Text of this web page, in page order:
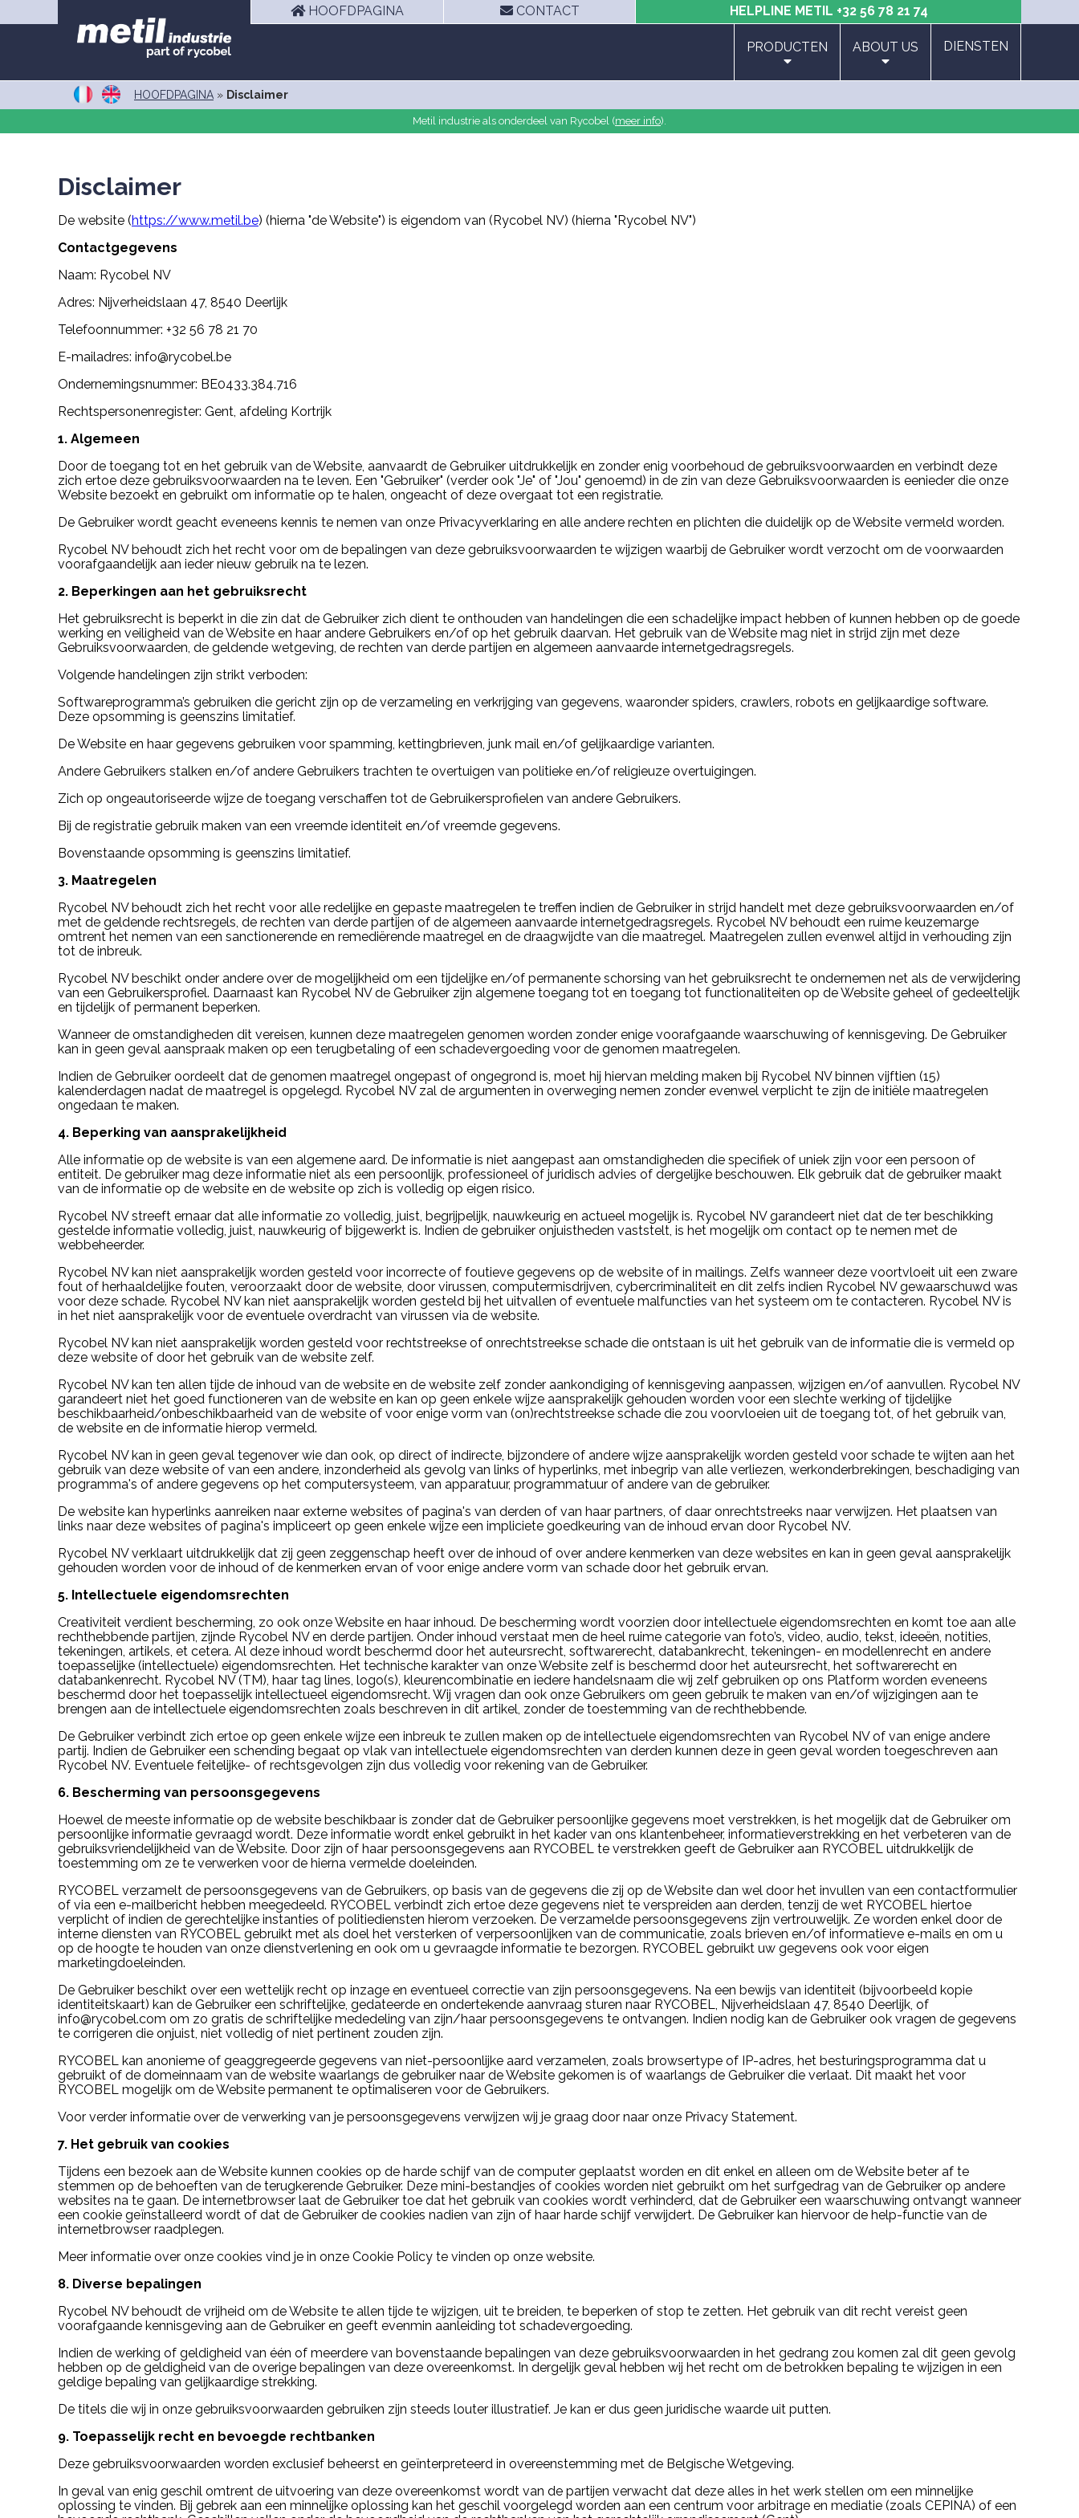
HOOFDPAGINA CONTACT HELPLINE METIL +32 56 78 21 74
PRODUCTEN ABOUT US DIENSTEN
HOOFDPAGINA » Disclaimer
Metil industrie als onderdeel van Rycobel (meer info).
Disclaimer
De website (https://www.metil.be) (hierna "de Website") is eigendom van (Rycobel NV) (hierna "Rycobel NV")
Contactgegevens
Naam: Rycobel NV
Adres: Nijverheidslaan 47, 8540 Deerlijk
Telefoonnummer: +32 56 78 21 70
E-mailadres: info@rycobel.be
Ondernemingsnummer: BE0433.384.716
Rechtspersonenregister: Gent, afdeling Kortrijk
1. Algemeen
Door de toegang tot en het gebruik van de Website, aanvaardt de Gebruiker uitdrukkelijk en zonder enig voorbehoud de gebruiksvoorwaarden en verbindt deze
zich ertoe deze gebruiksvoorwaarden na te leven. Een "Gebruiker" (verder ook "Je" of "Jou" genoemd) in de zin van deze Gebruiksvoorwaarden is eenieder die onze
Website bezoekt en gebruikt om informatie op te halen, ongeacht of deze overgaat tot een registratie.
De Gebruiker wordt geacht eveneens kennis te nemen van onze Privacyverklaring en alle andere rechten en plichten die duidelijk op de Website vermeld worden.
Rycobel NV behoudt zich het recht voor om de bepalingen van deze gebruiksvoorwaarden te wijzigen waarbij de Gebruiker wordt verzocht om de voorwaarden
voorafgaandelijk aan ieder nieuw gebruik na te lezen.
2. Beperkingen aan het gebruiksrecht
Het gebruiksrecht is beperkt in die zin dat de Gebruiker zich dient te onthouden van handelingen die een schadelijke impact hebben of kunnen hebben op de goede
werking en veiligheid van de Website en haar andere Gebruikers en/of op het gebruik daarvan. Het gebruik van de Website mag niet in strijd zijn met deze
Gebruiksvoorwaarden, de geldende wetgeving, de rechten van derde partijen en algemeen aanvaarde internetgedragsregels.
Volgende handelingen zijn strikt verboden:
Softwareprogramma’s gebruiken die gericht zijn op de verzameling en verkrijging van gegevens, waaronder spiders, crawlers, robots en gelijkaardige software.
Deze opsomming is geenszins limitatief.
De Website en haar gegevens gebruiken voor spamming, kettingbrieven, junk mail en/of gelijkaardige varianten.
Andere Gebruikers stalken en/of andere Gebruikers trachten te overtuigen van politieke en/of religieuze overtuigingen.
Zich op ongeautoriseerde wijze de toegang verschaffen tot de Gebruikersprofielen van andere Gebruikers.
Bij de registratie gebruik maken van een vreemde identiteit en/of vreemde gegevens.
Bovenstaande opsomming is geenszins limitatief.
3. Maatregelen
Rycobel NV behoudt zich het recht voor alle redelijke en gepaste maatregelen te treffen indien de Gebruiker in strijd handelt met deze gebruiksvoorwaarden en/of
met de geldende rechtsregels, de rechten van derde partijen of de algemeen aanvaarde internetgedragsregels. Rycobel NV behoudt een ruime keuzemarge
omtrent het nemen van een sanctionerende en remediërende maatregel en de draagwijdte van die maatregel. Maatregelen zullen evenwel altijd in verhouding zijn
tot de inbreuk.
Rycobel NV beschikt onder andere over de mogelijkheid om een tijdelijke en/of permanente schorsing van het gebruiksrecht te ondernemen net als de verwijdering
van een Gebruikersprofiel. Daarnaast kan Rycobel NV de Gebruiker zijn algemene toegang tot en toegang tot functionaliteiten op de Website geheel of gedeeltelijk
en tijdelijk of permanent beperken.
Wanneer de omstandigheden dit vereisen, kunnen deze maatregelen genomen worden zonder enige voorafgaande waarschuwing of kennisgeving. De Gebruiker
kan in geen geval aanspraak maken op een terugbetaling of een schadevergoeding voor de genomen maatregelen.
Indien de Gebruiker oordeelt dat de genomen maatregel ongepast of ongegrond is, moet hij hiervan melding maken bij Rycobel NV binnen vijftien (15)
kalenderdagen nadat de maatregel is opgelegd. Rycobel NV zal de argumenten in overweging nemen zonder evenwel verplicht te zijn de initiële maatregelen
ongedaan te maken.
4. Beperking van aansprakelijkheid
Alle informatie op de website is van een algemene aard. De informatie is niet aangepast aan omstandigheden die specifiek of uniek zijn voor een persoon of
entiteit. De gebruiker mag deze informatie niet als een persoonlijk, professioneel of juridisch advies of dergelijke beschouwen. Elk gebruik dat de gebruiker maakt
van de informatie op de website en de website op zich is volledig op eigen risico.
Rycobel NV streeft ernaar dat alle informatie zo volledig, juist, begrijpelijk, nauwkeurig en actueel mogelijk is. Rycobel NV garandeert niet dat de ter beschikking
gestelde informatie volledig, juist, nauwkeurig of bijgewerkt is. Indien de gebruiker onjuistheden vaststelt, is het mogelijk om contact op te nemen met de
webbeheerder.
Rycobel NV kan niet aansprakelijk worden gesteld voor incorrecte of foutieve gegevens op de website of in mailings. Zelfs wanneer deze voortvloeit uit een zware
fout of herhaaldelijke fouten, veroorzaakt door de website, door virussen, computermisdrijven, cybercriminaliteit en dit zelfs indien Rycobel NV gewaarschuwd was
voor deze schade. Rycobel NV kan niet aansprakelijk worden gesteld bij het uitvallen of eventuele malfuncties van het systeem om te contacteren. Rycobel NV is
in het niet aansprakelijk voor de eventuele overdracht van virussen via de website.
Rycobel NV kan niet aansprakelijk worden gesteld voor rechtstreekse of onrechtstreekse schade die ontstaan is uit het gebruik van de informatie die is vermeld op
deze website of door het gebruik van de website zelf.
Rycobel NV kan ten allen tijde de inhoud van de website en de website zelf zonder aankondiging of kennisgeving aanpassen, wijzigen en/of aanvullen. Rycobel NV
garandeert niet het goed functioneren van de website en kan op geen enkele wijze aansprakelijk gehouden worden voor een slechte werking of tijdelijke
beschikbaarheid/onbeschikbaarheid van de website of voor enige vorm van (on)rechtstreekse schade die zou voorvloeien uit de toegang tot, of het gebruik van,
de website en de informatie hierop vermeld.
Rycobel NV kan in geen geval tegenover wie dan ook, op direct of indirecte, bijzondere of andere wijze aansprakelijk worden gesteld voor schade te wijten aan het
gebruik van deze website of van een andere, inzonderheid als gevolg van links of hyperlinks, met inbegrip van alle verliezen, werkonderbrekingen, beschadiging van
programma's of andere gegevens op het computersysteem, van apparatuur, programmatuur of andere van de gebruiker.
De website kan hyperlinks aanreiken naar externe websites of pagina's van derden of van haar partners, of daar onrechtstreeks naar verwijzen. Het plaatsen van
links naar deze websites of pagina's impliceert op geen enkele wijze een impliciete goedkeuring van de inhoud ervan door Rycobel NV.
Rycobel NV verklaart uitdrukkelijk dat zij geen zeggenschap heeft over de inhoud of over andere kenmerken van deze websites en kan in geen geval aansprakelijk
gehouden worden voor de inhoud of de kenmerken ervan of voor enige andere vorm van schade door het gebruik ervan.
5. Intellectuele eigendomsrechten
Creativiteit verdient bescherming, zo ook onze Website en haar inhoud. De bescherming wordt voorzien door intellectuele eigendomsrechten en komt toe aan alle
rechthebbende partijen, zijnde Rycobel NV en derde partijen. Onder inhoud verstaat men de heel ruime categorie van foto’s, video, audio, tekst, ideeën, notities,
tekeningen, artikels, et cetera. Al deze inhoud wordt beschermd door het auteursrecht, softwarerecht, databankrecht, tekeningen- en modellenrecht en andere
toepasselijke (intellectuele) eigendomsrechten. Het technische karakter van onze Website zelf is beschermd door het auteursrecht, het softwarerecht en
databankenrecht. Rycobel NV (TM), haar tag lines, logo(s), kleurencombinatie en iedere handelsnaam die wij zelf gebruiken op ons Platform worden eveneens
beschermd door het toepasselijk intellectueel eigendomsrecht. Wij vragen dan ook onze Gebruikers om geen gebruik te maken van en/of wijzigingen aan te
brengen aan de intellectuele eigendomsrechten zoals beschreven in dit artikel, zonder de toestemming van de rechthebbende.
De Gebruiker verbindt zich ertoe op geen enkele wijze een inbreuk te zullen maken op de intellectuele eigendomsrechten van Rycobel NV of van enige andere
partij. Indien de Gebruiker een schending begaat op vlak van intellectuele eigendomsrechten van derden kunnen deze in geen geval worden toegeschreven aan
Rycobel NV. Eventuele feitelijke- of rechtsgevolgen zijn dus volledig voor rekening van de Gebruiker.
6. Bescherming van persoonsgegevens
Hoewel de meeste informatie op de website beschikbaar is zonder dat de Gebruiker persoonlijke gegevens moet verstrekken, is het mogelijk dat de Gebruiker om
persoonlijke informatie gevraagd wordt. Deze informatie wordt enkel gebruikt in het kader van ons klantenbeheer, informatieverstrekking en het verbeteren van de
gebruiksvriendelijkheid van de Website. Door zijn of haar persoonsgegevens aan RYCOBEL te verstrekken geeft de Gebruiker aan RYCOBEL uitdrukkelijk de
toestemming om ze te verwerken voor de hierna vermelde doeleinden.
RYCOBEL verzamelt de persoonsgegevens van de Gebruikers, op basis van de gegevens die zij op de Website dan wel door het invullen van een contactformulier
of via een e-mailbericht hebben meegedeeld. RYCOBEL verbindt zich ertoe deze gegevens niet te verspreiden aan derden, tenzij de wet RYCOBEL hiertoe
verplicht of indien de gerechtelijke instanties of politiediensten hierom verzoeken. De verzamelde persoonsgegevens zijn vertrouwelijk. Ze worden enkel door de
interne diensten van RYCOBEL gebruikt met als doel het versterken of verpersoonlijken van de communicatie, zoals brieven en/of informatieve e-mails en om u
op de hoogte te houden van onze dienstverlening en ook om u gevraagde informatie te bezorgen. RYCOBEL gebruikt uw gegevens ook voor eigen
marketingdoeleinden.
De Gebruiker beschikt over een wettelijk recht op inzage en eventueel correctie van zijn persoonsgegevens. Na een bewijs van identiteit (bijvoorbeeld kopie
identiteitskaart) kan de Gebruiker een schriftelijke, gedateerde en ondertekende aanvraag sturen naar RYCOBEL, Nijverheidslaan 47, 8540 Deerlijk, of
info@rycobel.com om zo gratis de schriftelijke mededeling van zijn/haar persoonsgegevens te ontvangen. Indien nodig kan de Gebruiker ook vragen de gegevens
te corrigeren die onjuist, niet volledig of niet pertinent zouden zijn.
RYCOBEL kan anonieme of geaggregeerde gegevens van niet-persoonlijke aard verzamelen, zoals browsertype of IP-adres, het besturingsprogramma dat u
gebruikt of de domeinnaam van de website waarlangs de gebruiker naar de Website gekomen is of waarlangs de Gebruiker die verlaat. Dit maakt het voor
RYCOBEL mogelijk om de Website permanent te optimaliseren voor de Gebruikers.
Voor verder informatie over de verwerking van je persoonsgegevens verwijzen wij je graag door naar onze Privacy Statement.
7. Het gebruik van cookies
Tijdens een bezoek aan de Website kunnen cookies op de harde schijf van de computer geplaatst worden en dit enkel en alleen om de Website beter af te
stemmen op de behoeften van de terugkerende Gebruiker. Deze mini-bestandjes of cookies worden niet gebruikt om het surfgedrag van de Gebruiker op andere
websites na te gaan. De internetbrowser laat de Gebruiker toe dat het gebruik van cookies wordt verhinderd, dat de Gebruiker een waarschuwing ontvangt wanneer
een cookie geïnstalleerd wordt of dat de Gebruiker de cookies nadien van zijn of haar harde schijf verwijdert. De Gebruiker kan hiervoor de help-functie van de
internetbrowser raadplegen.
Meer informatie over onze cookies vind je in onze Cookie Policy te vinden op onze website.
8. Diverse bepalingen
Rycobel NV behoudt de vrijheid om de Website te allen tijde te wijzigen, uit te breiden, te beperken of stop te zetten. Het gebruik van dit recht vereist geen
voorafgaande kennisgeving aan de Gebruiker en geeft evenmin aanleiding tot schadevergoeding.
Indien de werking of geldigheid van één of meerdere van bovenstaande bepalingen van deze gebruiksvoorwaarden in het gedrang zou komen zal dit geen gevolg
hebben op de geldigheid van de overige bepalingen van deze overeenkomst. In dergelijk geval hebben wij het recht om de betrokken bepaling te wijzigen in een
geldige bepaling van gelijkaardige strekking.
De titels die wij in onze gebruiksvoorwaarden gebruiken zijn steeds louter illustratief. Je kan er dus geen juridische waarde uit putten.
9. Toepasselijk recht en bevoegde rechtbanken
Deze gebruiksvoorwaarden worden exclusief beheerst en geïnterpreteerd in overeenstemming met de Belgische Wetgeving.
In geval van enig geschil omtrent de uitvoering van deze overeenkomst wordt van de partijen verwacht dat deze alles in het werk stellen om een minnelijke
oplossing te vinden. Bij gebrek aan een minnelijke oplossing kan het geschil voorgelegd worden aan een centrum voor arbitrage en mediatie (zoals CEPINA) of een